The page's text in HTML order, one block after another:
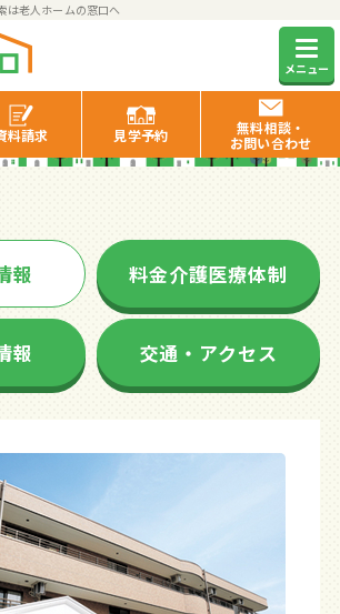
は老人ホームの窓口へ
メニュー
料請求 見学予約
無料相談・
お問い合わせ
二子玉川ガーデン
報 料金介護医療体制
報 交通・アクセス